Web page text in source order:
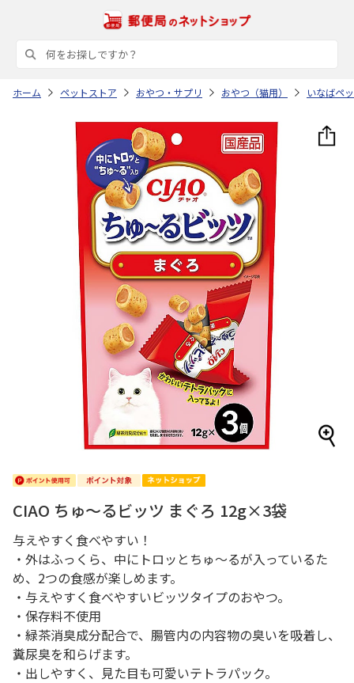
ホーム ペットストア おやつ・サプリ おやつ（猫用） いなばペ
CIAO ちゅ～るビッツ まぐろ 12g×3袋
与えやすく食べやすい！
・外はふっくら、中にトロッとちゅ～るが入っているた
め、2つの食感が楽しめます。
・与えやすく食べやすいビッツタイプのおやつ。
・保存料不使用
・緑茶消臭成分配合で、腸管内の内容物の臭いを吸着し、
糞尿臭を和らげます。
・出しやすく、見た目も可愛いテトラパック。